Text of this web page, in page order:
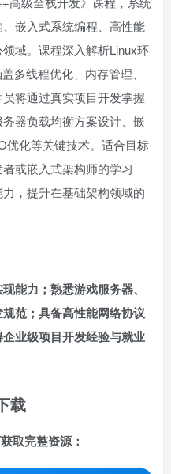
嵌入式系统编程、高性能
域。课程深入解析Linux环
多线程优化、内存管理、
将通过真实项目开发掌握
器负载均衡方案设计、嵌
优化等关键技术。适合目标
或嵌入式架构师的学习
，提升在基础架构领域的
能力；熟悉游戏服务器、
范；具备高性能网络协议
业级项目开发经验与就业
载
取完整资源：